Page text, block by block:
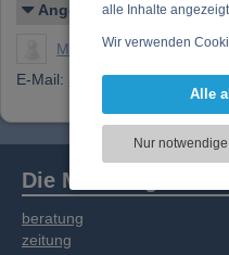
alle Inhalte
Wir verwenden
Funktionen für
zu analysieren.
Informationen zu
soziale Medien,
Alle
Nur
Angelegt von
Müller, Andre
E-Mail:
Die Musikergilde
beratung
zeitung